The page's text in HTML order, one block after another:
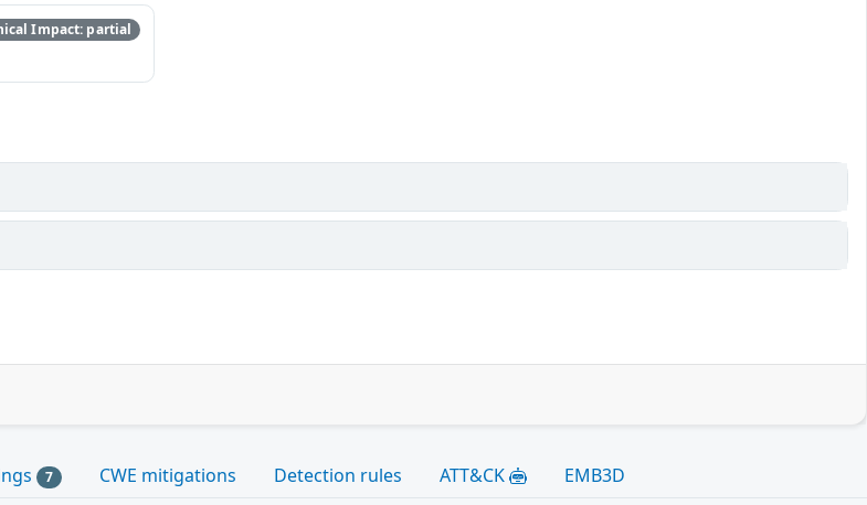
Impact: partial
7 CWE mitigations Detection rules ATT&CK EMB3D